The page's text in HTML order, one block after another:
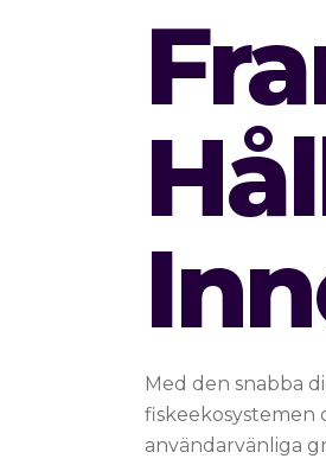
Med den snabba
fiskeekosystemen
användarvänliga